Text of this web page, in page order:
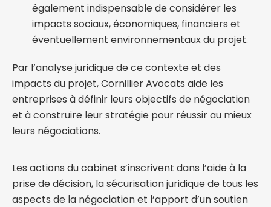
également indispensable de considérer les
impacts sociaux, économiques, financiers et
éventuellement environnementaux du projet.
Par l’analyse juridique de ce contexte et des
impacts du projet, Cornillier Avocats aide les
entreprises à définir leurs objectifs de négociation
et à construire leur stratégie pour réussir au mieux
leurs négociations.
Les actions du cabinet s’inscrivent dans l’aide à la
prise de décision, la sécurisation juridique de tous les
aspects de la négociation et l’apport d’un soutien